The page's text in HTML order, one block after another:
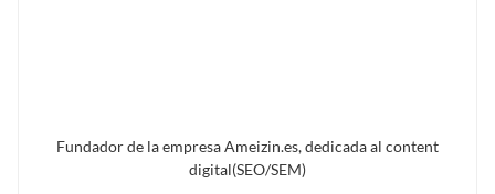
Fundador de la empresa Ameizin.es, dedicada al content
digital(SEO/SEM)